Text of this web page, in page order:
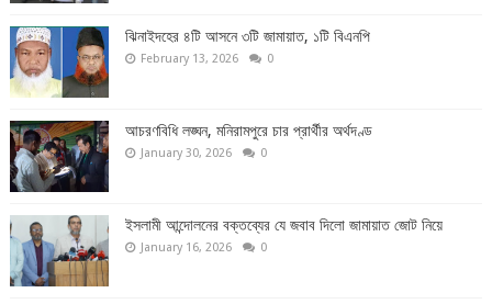
ঝিনাইদহের ৪টি আসনে ৩টি জামায়াত, ১টি বিএনপি
February 13, 2026 0
আচরণবিধি লঙ্ঘন, মনিরামপুরে চার প্রার্থীর অর্থদণ্ড
January 30, 2026 0
ইসলামী আন্দোলনের বক্তব্যের যে জবাব দিলো জামায়াত জোট নিয়ে
January 16, 2026 0